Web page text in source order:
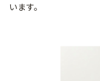
います。